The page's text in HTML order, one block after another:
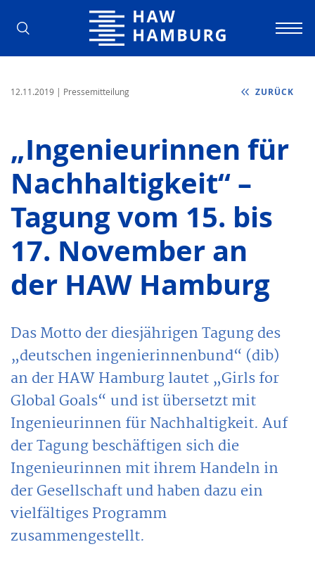
Hochschule für Angewandte
12.11.2019 | Pressemitteilung ZURÜCK
„Ingenieurinnen für
Nachhaltigkeit“ –
Tagung vom 15. bis
17. November an
der HAW Hamburg
Das Motto der diesjährigen Tagung des
„deutschen ingenierinnenbund“ (dib)
an der HAW Hamburg lautet „Girls for
Global Goals“ und ist übersetzt mit
Ingenieurinnen für Nachhaltigkeit. Auf
der Tagung beschäftigen sich die
Ingenieurinnen mit ihrem Handeln in
der Gesellschaft und haben dazu ein
vielfältiges Programm
zusammengestellt.